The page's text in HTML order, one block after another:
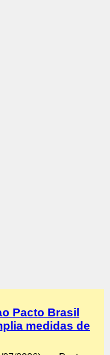
Pacto Brasil
medidas de